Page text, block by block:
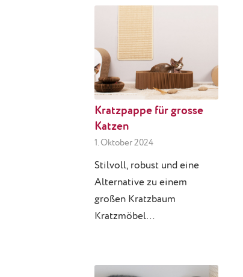
Kratzpappe für grosse
Katzen
1. Oktober 2024
Stilvoll, robust und eine
Alternative zu einem
großen Kratzbaum
Kratzmöbel…